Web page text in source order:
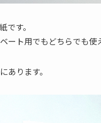
です。
ート用でもどちらでも使
あります。